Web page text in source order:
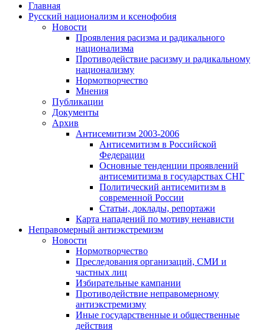
Главная
Русский национализм и ксенофобия
Новости
Проявления расизма и радикального
национализма
Противодействие расизму и радикальному
национализму
Нормотворчество
Мнения
Публикации
Документы
Архив
Антисемитизм 2003-2006
Антисемитизм в Российской
Федерации
Основные тенденции проявлений
антисемитизма в государствах СНГ
Политический антисемитизм в
современной России
Статьи, доклады, репортажи
Карта нападений по мотиву ненависти
Неправомерный антиэкстремизм
Новости
Нормотворчество
Преследования организаций, СМИ и
частных лиц
Избирательные кампании
Противодействие неправомерному
антиэкстремизму
Иные государственные и общественные
действия